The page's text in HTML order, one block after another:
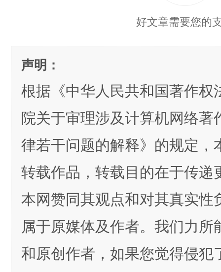
好文章需要您的
声明：
根据《中华人民共和国著作权
院关于审理涉及计算机网络著
律若干问题的解释》的规定，
转载作品，转载目的在于传递
本网赞同其观点和对其真实性
属于原媒体及作者。我们力所
和原创作者，如果您觉得侵犯